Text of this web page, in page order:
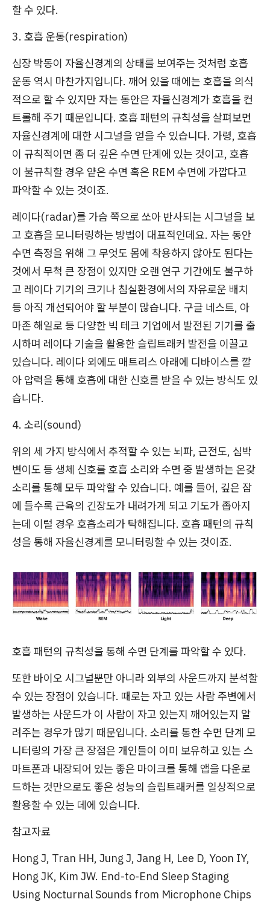
할 수 있다.
3. 호흡 운동(respiration)
심장 박동이 자율신경계의 상태를 보여주는 것처럼 호흡
운동 역시 마찬가지입니다. 깨어 있을 때에는 호흡을 의식
적으로 할 수 있지만 자는 동안은 자율신경계가 호흡을 컨
트롤해 주기 때문입니다. 호흡 패턴의 규칙성을 살펴보면
자율신경계에 대한 시그널을 얻을 수 있습니다. 가령, 호흡
이 규칙적이면 좀 더 깊은 수면 단계에 있는 것이고, 호흡
이 불규칙할 경우 얕은 수면 혹은 REM 수면에 가깝다고
파악할 수 있는 것이죠.
레이다(radar)를 가슴 쪽으로 쏘아 반사되는 시그널을 보
고 호흡을 모니터링하는 방법이 대표적인데요. 자는 동안
수면 측정을 위해 그 무엇도 몸에 착용하지 않아도 된다는
것에서 무척 큰 장점이 있지만 오랜 연구 기간에도 불구하
고 레이다 기기의 크기나 침실환경에서의 자유로운 배치
등 아직 개선되어야 할 부분이 많습니다. 구글 네스트, 아
마존 해일로 등 다양한 빅 테크 기업에서 발전된 기기를 출
시하며 레이다 기술을 활용한 슬립트래커 발전을 이끌고
있습니다. 레이다 외에도 매트리스 아래에 디바이스를 깔
아 압력을 통해 호흡에 대한 신호를 받을 수 있는 방식도 있
습니다.
4. 소리(sound)
위의 세 가지 방식에서 추적할 수 있는 뇌파, 근전도, 심박
변이도 등 생체 신호를 호흡 소리와 수면 중 발생하는 온갖
소리를 통해 모두 파악할 수 있습니다. 예를 들어, 깊은 잠
에 들수록 근육의 긴장도가 내려가게 되고 기도가 좁아지
는데 이럴 경우 호흡소리가 탁해집니다. 호흡 패턴의 규칙
성을 통해 자율신경계를 모니터링할 수 있는 것이죠.
호흡 패턴의 규칙성을 통해 수면 단계를 파악할 수 있다.
또한 바이오 시그널뿐만 아니라 외부의 사운드까지 분석할
수 있는 장점이 있습니다. 때로는 자고 있는 사람 주변에서
발생하는 사운드가 이 사람이 자고 있는지 깨어있는지 알
려주는 경우가 많기 때문입니다. 소리를 통한 수면 단계 모
니터링의 가장 큰 장점은 개인들이 이미 보유하고 있는 스
마트폰과 내장되어 있는 좋은 마이크를 통해 앱을 다운로
드하는 것만으로도 좋은 성능의 슬립트래커를 일상적으로
활용할 수 있는 데에 있습니다.
참고자료
Hong J, Tran HH, Jung J, Jang H, Lee D, Yoon IY,
Hong JK, Kim JW. End-to-End Sleep Staging
Using Nocturnal Sounds from Microphone Chips